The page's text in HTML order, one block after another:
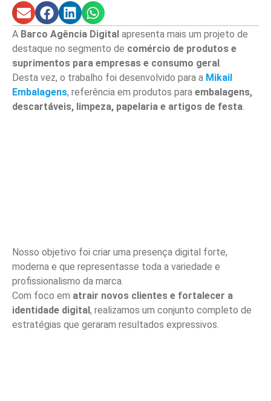
A Barco Agência Digital apresenta mais um projeto de
destaque no segmento de comércio de produtos e
suprimentos para empresas e consumo geral .
Desta vez, o trabalho foi desenvolvido para a Mikail
Embalagens, referência em produtos para embalagens,
descartáveis, limpeza, papelaria e artigos de festa.
Nosso objetivo foi criar uma presença digital forte,
moderna e que representasse toda a variedade e
profissionalismo da marca.
Com foco em atrair novos clientes e fortalecer a
identidade digital, realizamos um conjunto completo de
estratégias que geraram resultados expressivos.